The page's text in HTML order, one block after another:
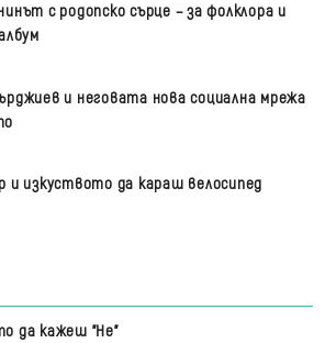
с родопско сърце – за фолклора и
и неговата нова социална мрежа
и изкуството да караш велосипед
да кажеш "Не"